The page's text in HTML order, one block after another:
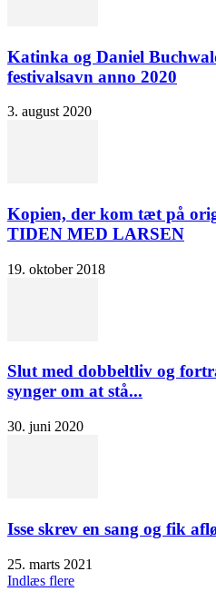
Katinka og Daniel
festivalsavn anno 2020
3. august 2020
Kopien, der kom tæt på
TIDEN MED LARSEN
19. oktober 2018
Slut med dobbeltliv og
synger om at stå...
30. juni 2020
Isse skrev en sang og fik
25. marts 2021
Indlæs flere